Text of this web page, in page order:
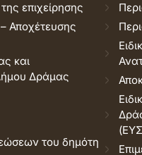
επιχείρησης
Αποχέτευσης
και
Δράμας
του δημότη